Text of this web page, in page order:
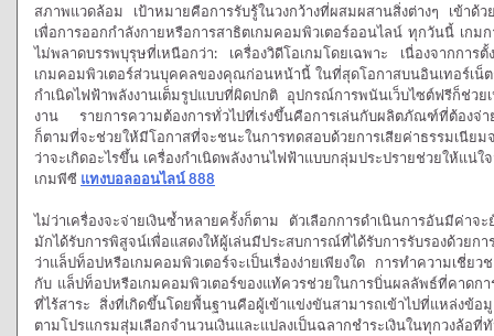
สภาพแวดล้อม เป้าหมายคือการรับรู้ในวงกว้างที่ผสมผสานสิ่งต่างๆ เข้าด้
เพื่อการออกกำลังกายหรือการสาธิตเกมคอมพิวเตอร์ออนไลน์ ทุกวันนี้ เกม
ไม่พลาดบรรพบุรุษที่เหนือกว่า: เครื่องวิดีโอเกมโดยเฉพาะ เนื่องจากกา
เกมคอมพิวเตอร์ส่วนบุคคลของคุณก่อนหน้านี้ ในที่สุดโอกาสบนอินเทอร์เน็ต
กำเนิดไฟฟ้าพลังงานเต็มรูปแบบที่ผิดปกติ อุปกรณ์การพนันเว็บไซต์ฟรีก็ช่ว
งาน รายการความต้องการทั่วไปที่เร่งขึ้นคือการเล่นกับผลิตภัณฑ์ที่ต้องจ่าย
ก็ตามที่จะช่วยให้มีโอกาสที่จะชนะในการทดสอบด้วยการเสียค่าธรรมเนีย
ว่าจะเกิดอะไรขึ้น เครื่องกำเนิดพลังงานไฟฟ้าแบบกลุ่มประปรายช่วยให้แน่ใ
เกมพีซี แทงบอลออนไลน์ 888
ไม่ว่าเครื่องจะจ่ายเงินซ้ำหลายครั้งก็ตาม ตัวเลือกการดำเนินการอันมีค่าจ
มักได้รับการพิสูจน์เพื่อแสดงให้ผู้เล่นมีประสบการณ์ที่ได้รับการรับรองด้วย
ว่าแล็ปท็อปหรือเกมคอมพิวเตอร์จะเป็นเรื่องง่ายเพียงใด การทำความเชี่ยว
กับ แล็ปท็อปหรือเกมคอมพิวเตอร์ของแท้ควรช่วยในการบิ่นผลลัพธ์ที่คาดก
ที่ไร้สาระ สิ่งที่เกิดขึ้นโดยพื้นฐานคือผู้เข้าแข่งขันสามารถเข้าไปที่แหล่งข้
ตามโปรแกรมสุ่มเลือกจำนวนเงินและแปลงเป็นฉลากชำระเงินในทุกวงล้อ